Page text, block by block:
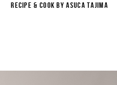
RECIPE & COOK BY ASUCA TAJIMA